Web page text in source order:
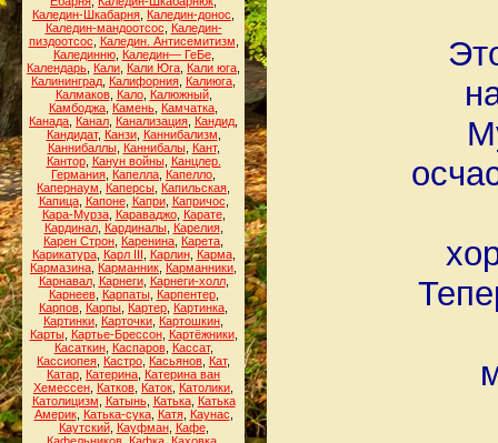
Каледин-Шкабарня Каледин-донос
Каледин-мандоотсос
Каледин-
пиздоотсос
Каледин. Антисемитизм
Калединню, Каледин— ГеБе,
Календарь Кали Кали Юга Кали юга
Калининград Калифорния Калиюга
Калмаков, Кало, Калюжный,
Камбоджа Камень Камчатка
Канада Канал Канализация Кандид
Кандидат, Канзи, Каннибализм
Каннибаллы, Каннибалы, Кант,
Кантор, Канун войны, Канцлер.
Германия Капелла Капелло
Капернаум
Каперсы Капильская
Капица, Капоне, Капри, Капричос
Кара-Мурза, Караваджо, Карате,
Кардинал, Кардиналы, Карелия,
Карен Строн Каренина Карета
Карикатура, Карл III Карлин, Карма,
Кармазина Карманник Карманники
Карнавал, Карнеги, Карнеги-холл,
Карнеев, Карпаты, Карпентер,
Карпов Карпы Картер Картинка
Картинки Карточки Картошкин
Карты, Картье-Брессон, Картёжники,
Касаткин, Каспаров, Кассат,
Кассиопея Кастро Касьянов Кат,
Катар Катерина Катерина ван
Хемессен Катков Каток Католики
Католицизм
Катынь, Катька, Катька
Америк, Катька-сука, Катя, Каунас
Каутский, Кауфман, Кафе,